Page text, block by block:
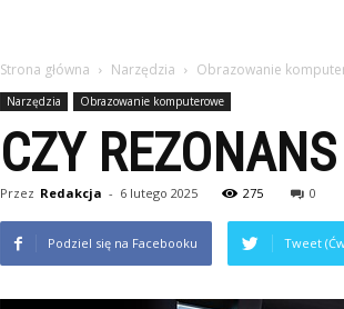
Strona główna Narzędzia Obrazowanie
Narzędzia Obrazowanie komputerowe
CZY
Przez Redakcja - 6 lutego 2025 275 0
Podziel się na Facebooku Tweet